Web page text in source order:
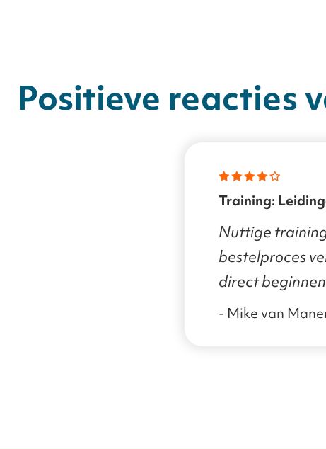
Positieve reacties
Training: Leidinggeven aan de AI
transformatie
Nuttige
bestelproces
direct
- Mike van